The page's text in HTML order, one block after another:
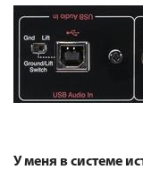
У меня в системе